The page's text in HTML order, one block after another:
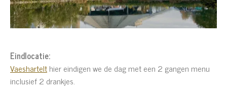
Eindlocatie:
Vaeshartelthier eindigen we de dag met een 2 gangen menu
inclusief 2 drankjes.